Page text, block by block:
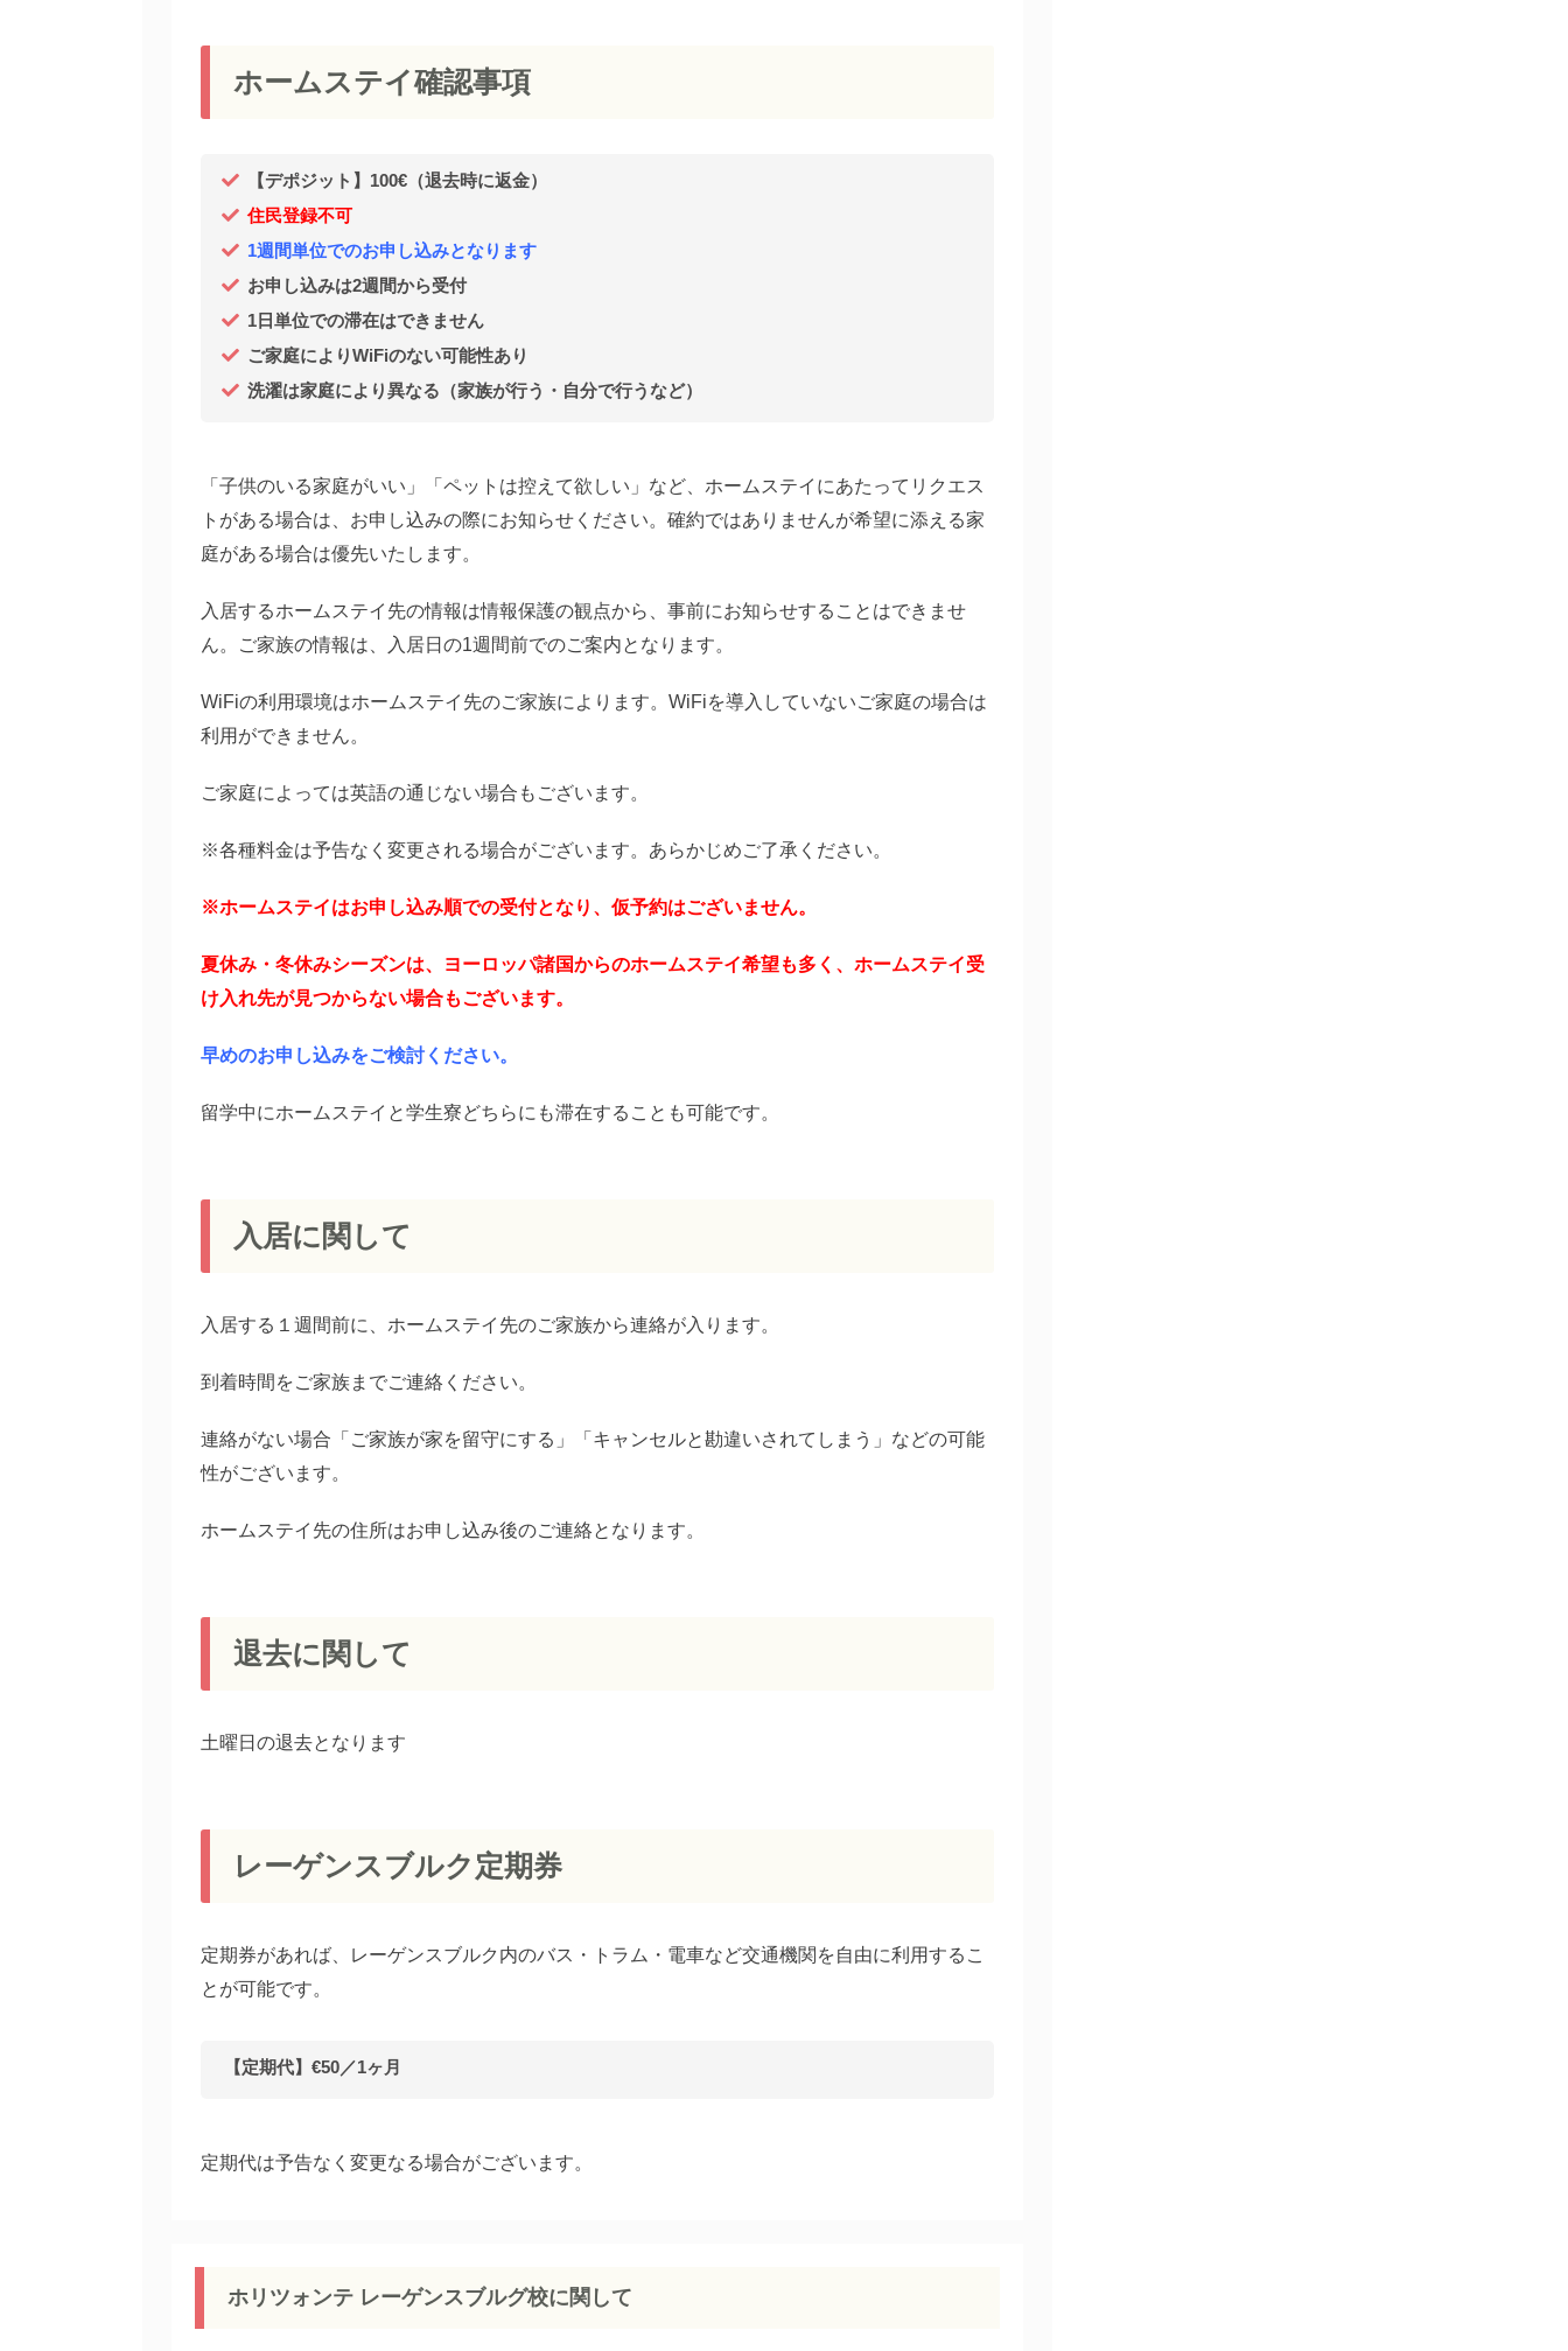
ホームステイ確認事項
【デポジット】100€（退去時に返金）
住民登録不可
1週間単位でのお申し込みとなります
お申し込みは2週間から受付
1日単位での滞在はできません
ご家庭によりWiFiのない可能性あり
洗濯は家庭により異なる（家族が行う・自分で行うなど）
「子供のいる家庭がいい」「ペットは控えて欲しい」など、ホームステイにあたってリクエス
トがある場合は、お申し込みの際にお知らせください。確約ではありませんが希望に添える家
庭がある場合は優先いたします。
入居するホームステイ先の情報は情報保護の観点から、事前にお知らせすることはできませ
ん。ご家族の情報は、入居日の1週間前でのご案内となります。
WiFiの利用環境はホームステイ先のご家族によります。WiFiを導入していないご家庭の場合は
利用ができません。
ご家庭によっては英語の通じない場合もございます。
※各種料金は予告なく変更される場合がございます。あらかじめご了承ください。
※ホームステイはお申し込み順での受付となり、仮予約はございません。
夏休み・冬休みシーズンは、ヨーロッパ諸国からのホームステイ希望も多く、ホームステイ受
け入れ先が見つからない場合もございます。
早めのお申し込みをご検討ください。
留学中にホームステイと学生寮どちらにも滞在することも可能です。
入居に関して
入居する１週間前に、ホームステイ先のご家族から連絡が入ります。
到着時間をご家族までご連絡ください。
連絡がない場合「ご家族が家を留守にする」「キャンセルと勘違いされてしまう」などの可能
性がございます。
ホームステイ先の住所はお申し込み後のご連絡となります。
退去に関して
土曜日の退去となります
レーゲンスブルク定期券
定期券があれば、レーゲンスブルク内のバス・トラム・電車など交通機関を自由に利用するこ
とが可能です。
【定期代】€50／1ヶ月
定期代は予告なく変更なる場合がございます。
ホリツォンテ レーゲンスブルグ校に関して